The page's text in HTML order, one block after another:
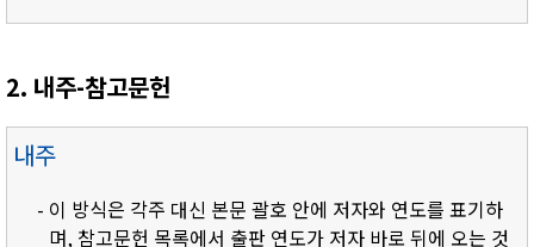
2. 내주-참고문헌
내주
- 이 방식은 각주 대신 본문 괄호 안에 저자와 연도를 표기하
며, 참고문헌 목록에서 출판 연도가 저자 바로 뒤에 오는 것